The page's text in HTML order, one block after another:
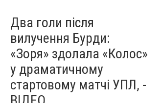
Два голи після
вилучення Бурди:
«Зоря» здолала «Колос»
у драматичному
стартовому матчі УПЛ, -